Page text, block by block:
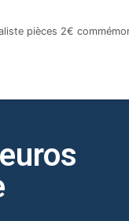
pièces 2€